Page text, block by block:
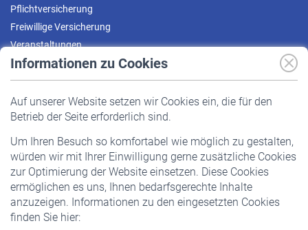
Informationen zu Cookies
Auf unserer Website setzen wir Cookies ein, die für den
Betrieb der Seite erforderlich sind.
Um Ihren Besuch so komfortabel wie möglich zu gestalten,
würden wir mit Ihrer Einwilligung gerne zusätzliche Cookies
zur Optimierung der Website einsetzen. Diese Cookies
ermöglichen es uns, Ihnen bedarfsgerechte Inhalte
anzuzeigen. Informationen zu den eingesetzten Cookies
finden Sie hier:
Pflichtversicherung
Freiwillige Versicherung
Veranstaltungen
Pflichtversicherung
Staatliche Förderung
Veranstaltungen
Rentner
Rentenbeginn